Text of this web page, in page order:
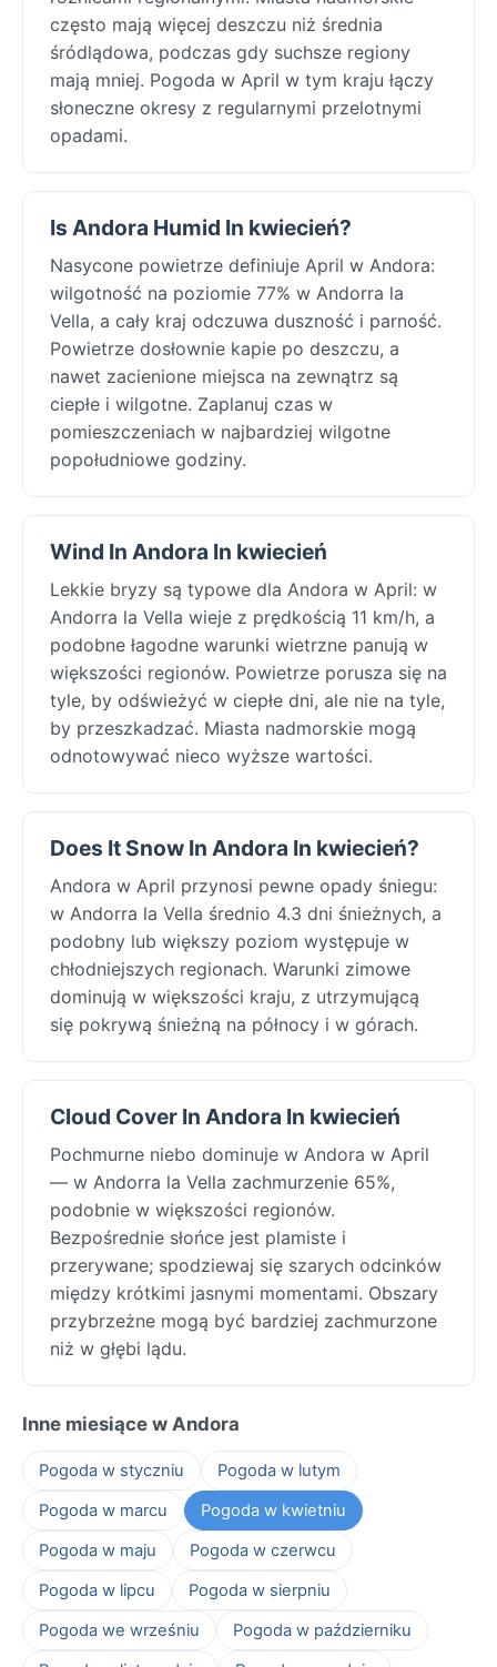
często mają więcej deszczu niż średnia
śródlądowa, podczas gdy suchsze regiony
mają mniej. Pogoda w April w tym kraju łączy
słoneczne okresy z regularnymi przelotnymi
opadami.
Is Andora Humid In kwiecień?
Nasycone powietrze definiuje April w Andora:
wilgotność na poziomie 77% w Andorra la
Vella, a cały kraj odczuwa duszność i parność.
Powietrze dosłownie kapie po deszczu, a
nawet zacienione miejsca na zewnątrz są
ciepłe i wilgotne. Zaplanuj czas w
pomieszczeniach w najbardziej wilgotne
popołudniowe godziny.
Wind In Andora In kwiecień
Lekkie bryzy są typowe dla Andora w April: w
Andorra la Vella wieje z prędkością 11 km/h, a
podobne łagodne warunki wietrzne panują w
większości regionów. Powietrze porusza się na
tyle, by odświeżyć w ciepłe dni, ale nie na tyle,
by przeszkadzać. Miasta nadmorskie mogą
odnotowywać nieco wyższe wartości.
Does It Snow In Andora In kwiecień?
Andora w April przynosi pewne opady śniegu:
w Andorra la Vella średnio 4.3 dni śnieżnych, a
podobny lub większy poziom występuje w
chłodniejszych regionach. Warunki zimowe
dominują w większości kraju, z utrzymującą
się pokrywą śnieżną na północy i w górach.
Cloud Cover In Andora In kwiecień
Pochmurne niebo dominuje w Andora w April
— w Andorra la Vella zachmurzenie 65%,
podobnie w większości regionów.
Bezpośrednie słońce jest plamiste i
przerywane; spodziewaj się szarych odcinków
między krótkimi jasnymi momentami. Obszary
przybrzeżne mogą być bardziej zachmurzone
niż w głębi lądu.
Inne miesiące w Andora
Pogoda w styczniu
Pogoda w lutym
Pogoda w marcu
Pogoda w kwietniu
Pogoda w maju
Pogoda w czerwcu
Pogoda w lipcu
Pogoda w sierpniu
Pogoda we wrześniu
Pogoda w październiku